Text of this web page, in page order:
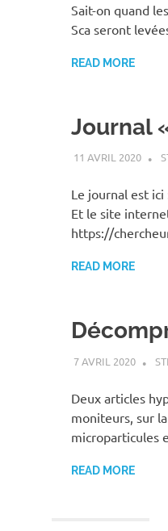
Sait-on quand
Sca seront
READ MORE
Journal
11 AVRIL 2020
Le journal est
Et le site
https://
READ MORE
7 AVRIL 2020
Deux articles
moniteurs, sur
microparticules
READ MORE